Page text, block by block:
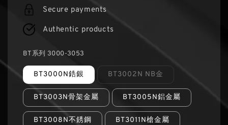
Secure payments
Authentic products
BT系列 3000-3053
BT3000N鋯銀 BT3002N NB金
BT3003N骨架金屬 BT3005N鋁金屬
BT3008N不銹鋼 BT3011N槍金屬